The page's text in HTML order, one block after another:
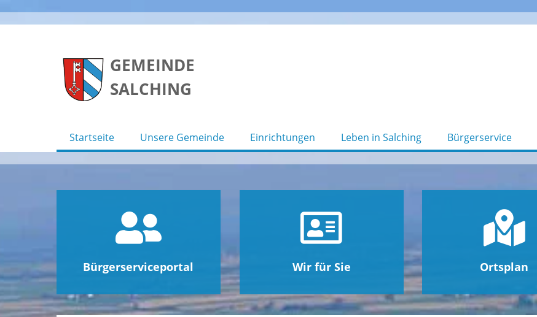
GEMEINDE
SALCHING
Startseite Unsere Gemeinde Einrichtungen Leben in Salching Bürgerservice
Bürgerserviceportal Wir für Sie Ortsplan